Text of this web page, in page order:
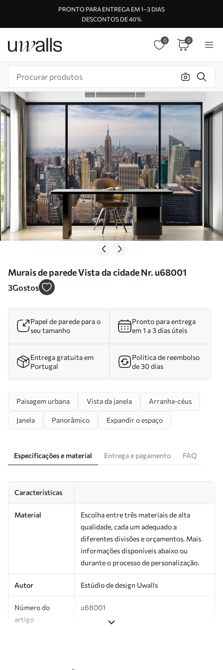
PRONTO PARA ENTREGA EM 1–3 DIAS
DESCONTOS DE 40%
0 0
Murais de parede Vista da cidade Nr. u68001
3Gostos
Papel de parede para o
seu tamanho
Pronto para entrega
em 1 a 3 dias úteis
Entrega gratuita em
Portugal
Política de reembolso
de 30 dias
Paisagem urbana Vista da janela Arranha-céus
Janela Panorâmico Expandir o espaço
Especificações e material Entrega e pagamento FAQ
Características
Material
Escolha entre três materiais de alta
qualidade, cada um adequado a
diferentes divisões e orçamentos. Mais
informações disponíveis abaixo ou
durante o processo de personalização.
Autor Estúdio de design Uwalls
Número do
artigo
u68001